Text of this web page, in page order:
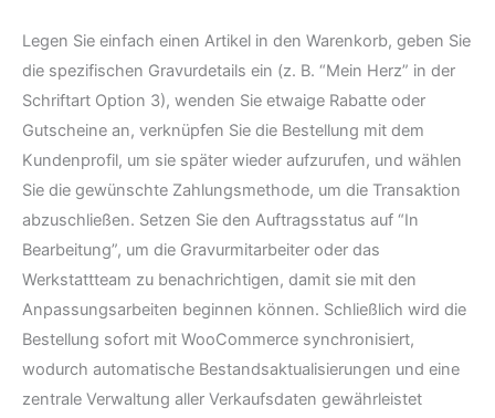
Legen Sie einfach einen Artikel in den Warenkorb, geben Sie
die spezifischen Gravurdetails ein (z. B. “Mein Herz” in der
Schriftart Option 3), wenden Sie etwaige Rabatte oder
Gutscheine an, verknüpfen Sie die Bestellung mit dem
Kundenprofil, um sie später wieder aufzurufen, und wählen
Sie die gewünschte Zahlungsmethode, um die Transaktion
abzuschließen. Setzen Sie den Auftragsstatus auf “In
Bearbeitung”, um die Gravurmitarbeiter oder das
Werkstattteam zu benachrichtigen, damit sie mit den
Anpassungsarbeiten beginnen können. Schließlich wird die
Bestellung sofort mit WooCommerce synchronisiert,
wodurch automatische Bestandsaktualisierungen und eine
zentrale Verwaltung aller Verkaufsdaten gewährleistet